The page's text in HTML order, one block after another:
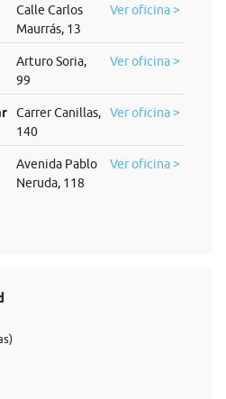
Calle Carlos
Maurrás, 13
Ver oficina >
Arturo Soria,
99
Ver oficina >
Carrer Canillas,
140
Ver oficina >
Avenida Pablo
Neruda, 118
Ver oficina >